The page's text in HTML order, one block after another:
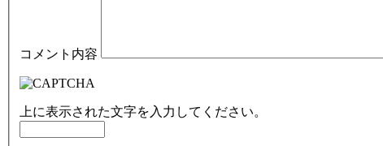
コメント内容
上に表示された文字を入力してください。